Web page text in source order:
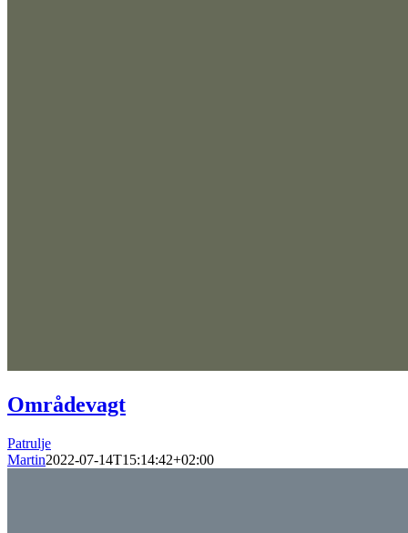
Områdevagt
Patrulje
Martin2022-07-14T15:14:42+02:00